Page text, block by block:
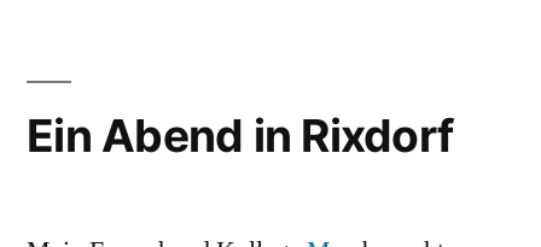
Ein Abend in Rixdorf